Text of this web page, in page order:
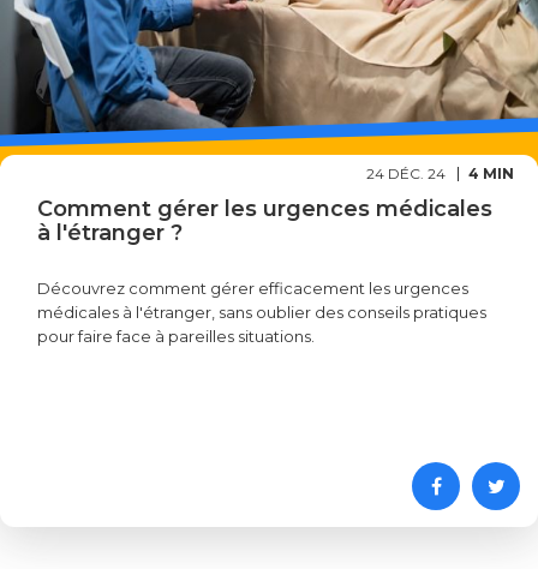
24 DÉC. 24 4 MIN
Comment gérer les urgences médicales
à l'étranger ?
Découvrez comment gérer efficacement les urgences
médicales à l'étranger, sans oublier des conseils pratiques
pour faire face à pareilles situations.